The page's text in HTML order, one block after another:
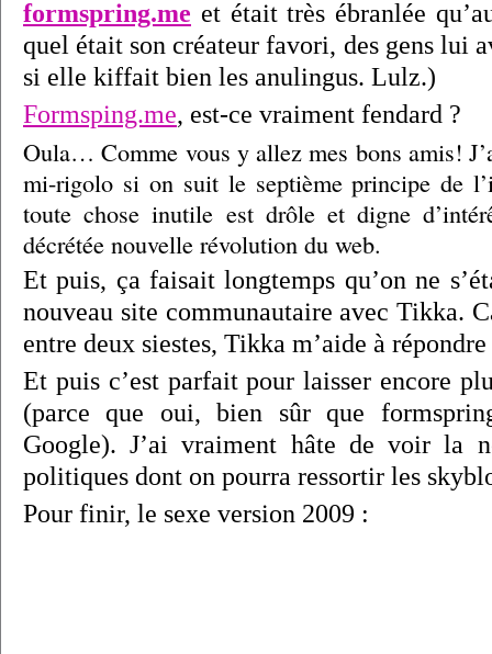
formspring.me et était très ébranlée
quel était son créateur favori, des gens lui
si elle kiffait bien les anulingus. Lulz.)
Formsping.me, est-ce vraiment fendard ?
Oula… Comme vous y allez mes bons amis!
mi-rigolo si on suit le septième principe de
toute chose inutile est drôle et digne
décrétée nouvelle révolution du web.
Et puis, ça faisait longtemps qu’on ne
nouveau site communautaire avec Tikka.
entre deux siestes, Tikka m’aide à
Et puis c’est parfait pour laisser encore
(parce que oui, bien sûr que
Google). J’ai vraiment hâte de voir la
politiques dont on pourra ressortir les
Pour finir, le sexe version 2009 :